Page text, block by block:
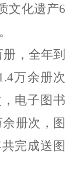
文化遗产6
册，全年到
万余册次
电子图书
余册次，图
完成送图